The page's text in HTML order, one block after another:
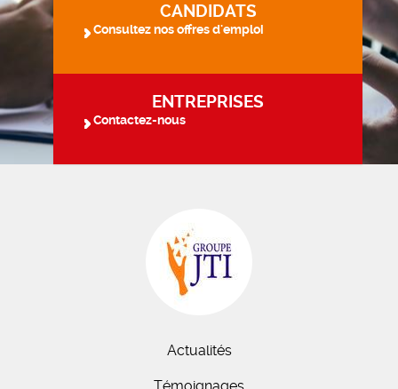
CANDIDATS
Consultez nos offres d'emploi
ENTREPRISES
Contactez-nous
Actualités